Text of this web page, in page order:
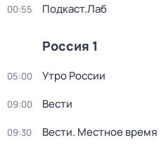
00:55 Подкаст.Лаб
Россия 1
05:00 Утро России
09:00 Вести
09:30 Вести. Местное время